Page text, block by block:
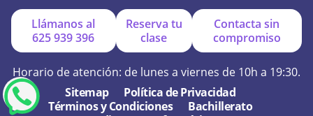
+ ¿Por qué online?
Llámanos al
625 939 396
Reserva tu
clase
Contacta sin
compromiso
Horario de atención: de lunes a viernes de 10h a 19:30.
Sitemap
Política de Privacidad
Términos y Condiciones
Bachillerato